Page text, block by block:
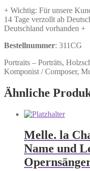
+ Wichtig: Für unsere
14 Tage verzollt ab
Deutschland vorhanden +
Bestellnummer: 311CG
Portraits – Porträts,
Komponist / Composer,
Ähnliche
Melle. la
Name und